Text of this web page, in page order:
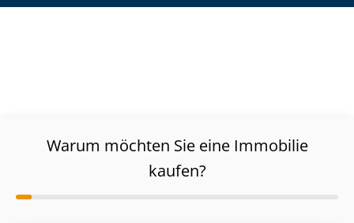
Warum möchten Sie eine Immobilie
kaufen?